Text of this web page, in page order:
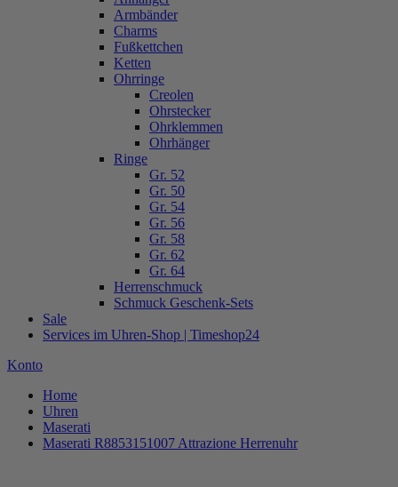
Armbänder
Charms
Fußkettchen
Ketten
Ohrringe
Creolen
Ohrstecker
Ohrklemmen
Ohrhänger
Ringe
Gr. 52
Gr. 50
Gr. 54
Gr. 56
Gr. 58
Gr. 62
Gr. 64
Herrenschmuck
Schmuck Geschenk-Sets
Sale
Services im Uhren-Shop | Timeshop24
Konto
Home
Uhren
Maserati
Maserati R8853151007 Attrazione Herrenuhr